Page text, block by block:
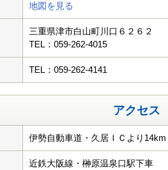
地図を見る
三重県津市白山町川口６２６２
TEL：059-262-4015
TEL：059-262-4141
アクセス
伊勢自動車道・久居ＩＣより14km
近鉄大阪線・榊原温泉口駅下車